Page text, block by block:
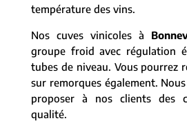
température des vins.
Nos cuves vinicoles à
groupe froid avec régulation
tubes de niveau. Vous pourrez
sur remorques également.
proposer à nos clients des
qualité.